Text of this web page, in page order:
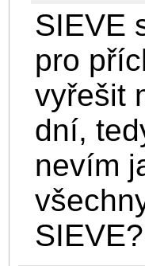
SIEVE
pro
vyřešit
dní,
nevím